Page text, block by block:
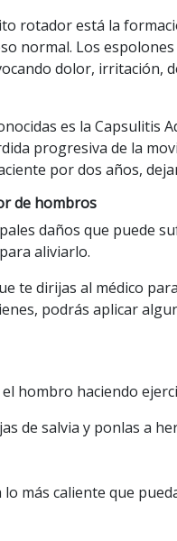
rotador está la
normal. Los
dolor, irritación,
es la Capsulitis
progresiva de la
por dos años,
de hombros
daños que puede
aliviarlo.
te dirijas al médico
podrás aplicar
hombro haciendo
de salvia y ponlas a
más caliente que